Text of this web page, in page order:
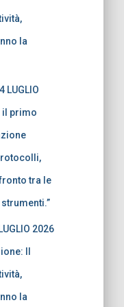
la
LUGLIO
il primo
tra le
2026
Il
la